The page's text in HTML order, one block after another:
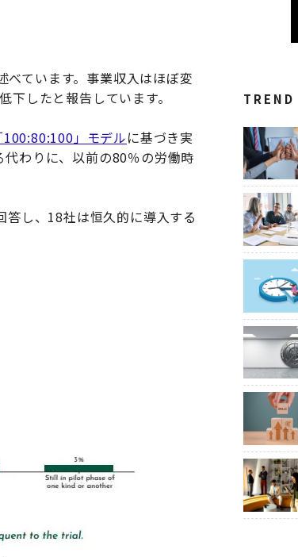
べています。事業収入はほぼ変
したと報告しています。
100:80:100」モデルに基づき実
わりに、以前の80％の労働時
し、18社は恒久的に導入する
TREND